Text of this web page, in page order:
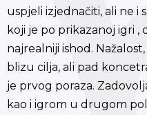
uspjeli izjednačiti, ali ne
koji je po prikazanoj igri ,
najrealniji ishod.
blizu cilja, ali pad
je prvog poraza.
kao i igrom u drugom